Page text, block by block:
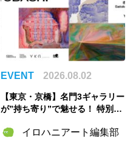
EVENT 2026.08.02
【東京・京橋】名門3ギャラリー
が”持ち寄り”で魅せる！ 特別企
SHI」Gallery & Bakery Tokyo
イロハニアート編集部